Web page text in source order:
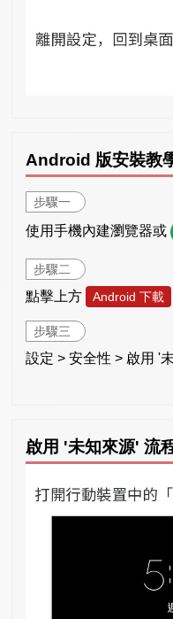
Android 版安裝教
步驟一
使用手機內建瀏覽器或
步驟二
點擊上方 Android 下載
步驟三
設定 > 安全性 > 啟用 '
啟用 '未知來源' 流